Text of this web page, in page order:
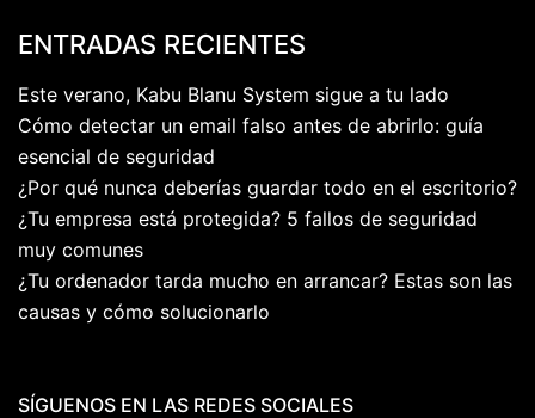
ENTRADAS RECIENTES
Este verano, Kabu Blanu System sigue a tu lado
Cómo detectar un email falso antes de abrirlo: guía
esencial de seguridad
¿Por qué nunca deberías guardar todo en el escritorio?
¿Tu empresa está protegida? 5 fallos de seguridad
muy comunes
¿Tu ordenador tarda mucho en arrancar? Estas son las
causas y cómo solucionarlo
SÍGUENOS EN LAS REDES SOCIALES